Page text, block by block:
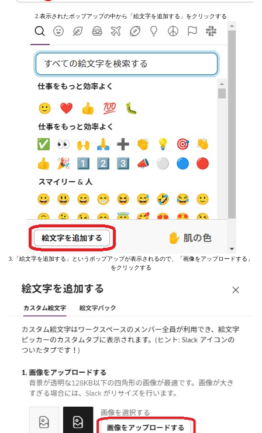
2.表示されたポップアップの中から「絵文字を追加する」をクリックする
3.「絵文字を追加する」というポップアップが表示されるので、「画像をアップロードする」
をクリックする